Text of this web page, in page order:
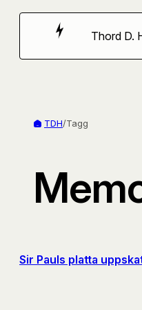
Hoppa
Thord D.
TDH/Tagg
Sir Pauls platta